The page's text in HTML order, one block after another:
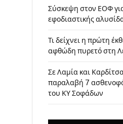
Σύσκεψη στον ΕΟΦ
εφοδιαστικής
Τι δείχνει η πρώτη
αφθώδη πυρετό στη
Σε Λαμία και
παραλαβή 7
του ΚΥ Σοφάδων